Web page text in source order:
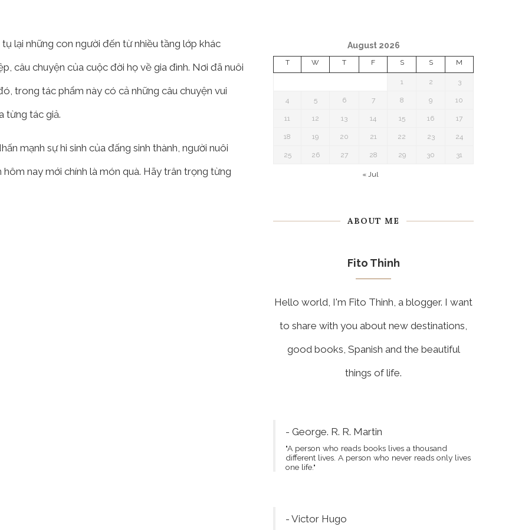
lại những con người đến từ nhiều tầng lớp khác
câu chuyện của cuộc đời họ về gia đình. Nơi đã nuôi
trong tác phẩm này có cả những câu chuyện vui
từng tác giả.
mạnh sự hi sinh của đấng sinh thành, người nuôi
nay mới chính là món quà. Hãy trân trọng từng
August 2026
T W T F S S M
1 2 3
4 5 6 7 8 9 10
11 12 13 14 15 16 17
18 19 20 21 22 23 24
25 26 27 28 29 30 31
« Jul
ABOUT ME
Fito Thinh
Hello world, I'm Fito Thinh, a blogger. I want
to share with you about new destinations,
good books, Spanish and the beautiful
things of life.
- George. R. R. Martin
"A person who reads books lives a thousand
different lives. A person who never reads only lives
one life."
- Victor Hugo